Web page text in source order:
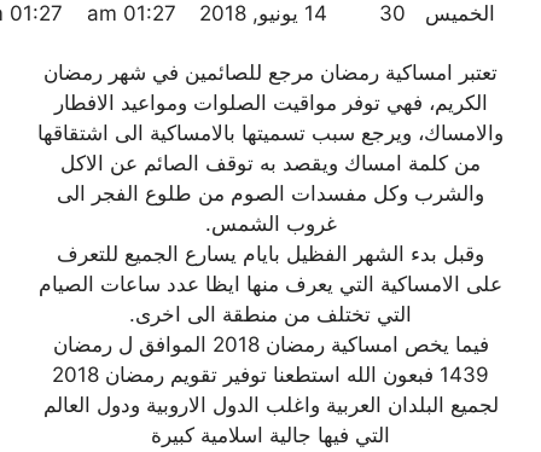
الخميس 30 14 يونيو, 2018 01:27 am
01:27 pm
تعتبر امساكية رمضان مرجع للصائمين في شهر رمضان
الكريم، فهي توفر مواقيت الصلوات ومواعيد الافطار
والامساك، ويرجع سبب تسميتها بالامساكية الى اشتقاقها
من كلمة امساك ويقصد به توقف الصائم عن الاكل
والشرب وكل مفسدات الصوم من طلوع الفجر الى
غروب الشمس.
وقبل بدء الشهر الفظيل بايام يسارع الجميع للتعرف
على الامساكية التي يعرف منها ايظا عدد ساعات الصيام
التي تختلف من منطقة الى اخرى.
فيما يخص امساكية رمضان 2018 الموافق ل رمضان
1439 فبعون الله استطعنا توفير تقويم رمضان 2018
لجميع البلدان العربية واغلب الدول الاروبية ودول العالم
التي فيها جالية اسلامية كبيرة